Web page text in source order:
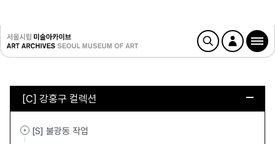
[C] 강홍구 컬렉션
[S] 불광동 작업